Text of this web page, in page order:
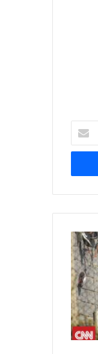
your
Email